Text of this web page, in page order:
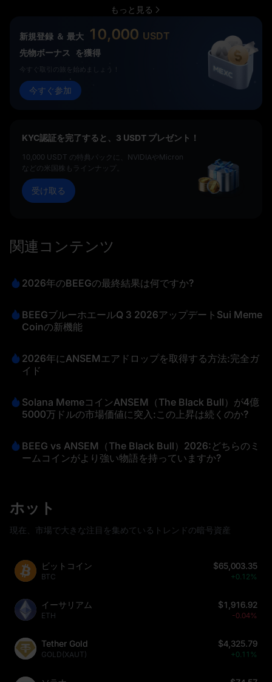
2026年ワールドカップのライブストリーム情報を求めています。
もっと見る
新規登録 ＆ 最大 10,000 USDT
先物ボーナス を獲得
今すぐ取引の旅を始めましょう！
今すぐ参加
KYC認証を完了すると、3 USDT プレゼント！
10,000 USDT の特典パックに、NVIDIAやMicron
などの米国株もラインナップ。
受け取る
関連コンテンツ
2026年のBEEGの最終結果は何ですか?
BEEGブルーホエールQ 3 2026アップデートSui Meme
Coinの新機能
2026年にANSEMエアドロップを取得する方法:完全ガ
イド
Solana MemeコインANSEM（The Black Bull）が4億
5000万ドルの市場価値に突入:この上昇は続くのか?
BEEG vs ANSEM（The Black Bull）2026:どちらのミ
ームコインがより強い物語を持っていますか?
ホット
現在、市場で大きな注目を集めているトレンドの暗号資産
ビットコイン
BTC
$65,003.35
+0.12%
イーサリアム
ETH
$1,916.92
-0.04%
Tether Gold
GOLD(XAUT)
$4,325.79
+0.11%